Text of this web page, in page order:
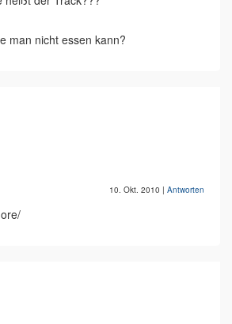
man nicht essen kann?
10. Okt. 2010 | Antworten